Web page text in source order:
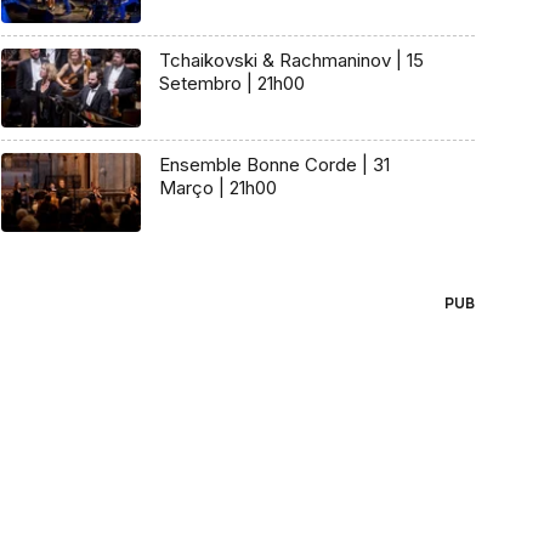
Tchaikovski & Rachmaninov | 15
Setembro | 21h00
Ensemble Bonne Corde | 31
Março | 21h00
PUB